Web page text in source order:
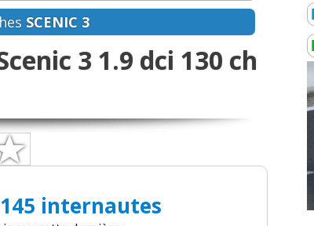
SCENIC 3
3 1.9 dci 130 ch
145 internautes